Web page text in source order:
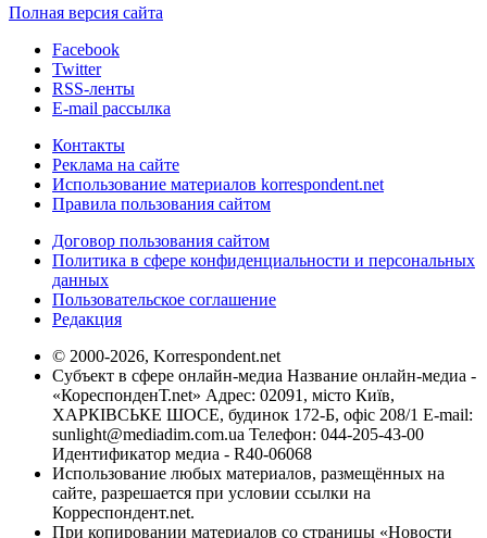
Полная версия сайта
Facebook
Twitter
RSS-ленты
E-mail рассылка
Контакты
Реклама на сайте
Использование материалов korrespondent.net
Правила пользования сайтом
Договор пользования сайтом
Политика в сфере конфиденциальности и персональных
данных
Пользовательское соглашение
Редакция
© 2000-2026, Korrespondent.net
Субъект в сфере онлайн-медиа Название онлайн-медиа -
«КореспонденТ.net» Адрес: 02091, місто Київ,
ХАРКІВСЬКЕ ШОСЕ, будинок 172-Б, офіс 208/1 E-mail:
sunlight@mediadim.com.ua Телефон: 044-205-43-00
Идентификатор медиа - R40-06068
Использование любых материалов, размещённых на
сайте, разрешается при условии ссылки на
Корреспондент.net.
При копировании материалов со страницы «Новости